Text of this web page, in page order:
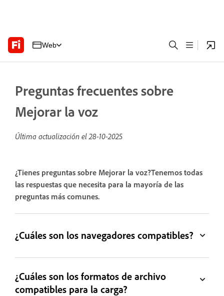
Web
Preguntas frecuentes sobre
Mejorar la voz
Última actualización el28-10-2025
¿Tienes preguntas sobre Mejorar la voz?Tenemos todas
las respuestas que necesita para la mayoría de las
preguntas más comunes.
¿Cuáles son los navegadores compatibles?
¿Cuáles son los formatos de archivo
compatibles para la carga?